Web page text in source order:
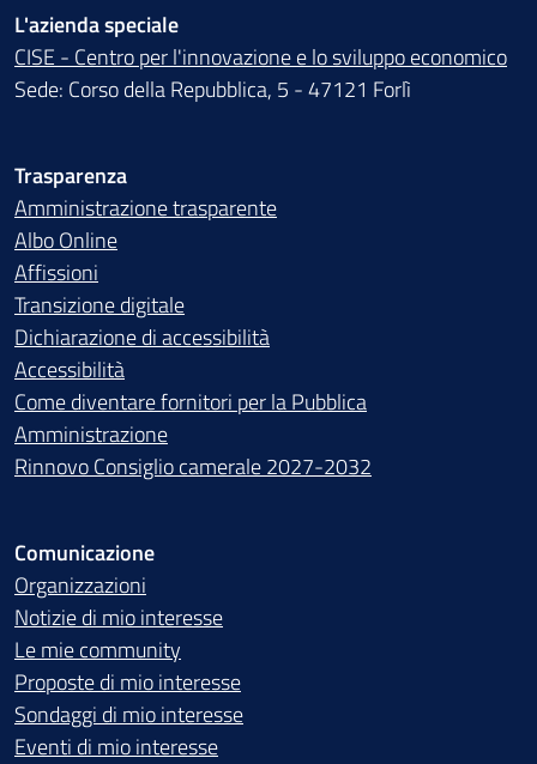
L'azienda speciale
CISE - Centro per l'innovazione e lo sviluppo economico
Sede: Corso della Repubblica, 5 - 47121 Forlì
Trasparenza
Amministrazione trasparente
Albo Online
Affissioni
Transizione digitale
Dichiarazione di accessibilità
Accessibilità
Come diventare fornitori per la Pubblica
Amministrazione
Rinnovo Consiglio camerale 2027-2032
Comunicazione
Organizzazioni
Notizie di mio interesse
Le mie community
Proposte di mio interesse
Sondaggi di mio interesse
Eventi di mio interesse